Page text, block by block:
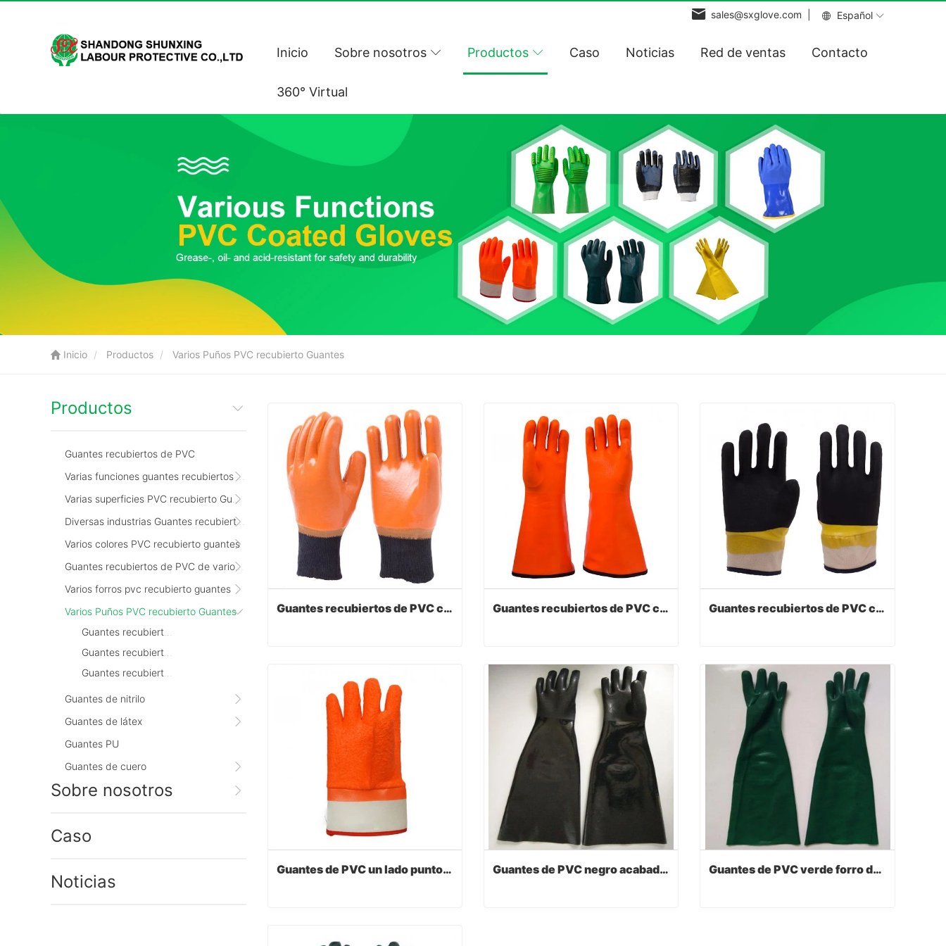
Español
sales@sxglove.com |
Inicio Sobre nosotros Productos Caso Noticias Red de ventas Contacto
360° Virtual
Inicio Productos Varios Puños PVC recubierto Guantes
Productos
Guantes recubiertos de PVC
Varias funciones guantes recubiertos de PVC
Varias superficies PVC recubierto Guantes
Diversas industrias Guantes recubiertos de PVC
Varios colores PVC recubierto guantes
Guantes recubiertos de PVC de varios tamaños
Varios forros pvc recubierto guantes
Varios Puños PVC recubierto Guantes
Guantes de nitrilo
Guantes de látex
Guantes PU
Guantes de cuero
Sobre nosotros
Caso
Noticias
Guantes recubiertos de PVC con muñeca de punto
Contact Now
Guantes recubiertos de PVC con guante
Contact Now
Guantes recubiertos de PVC con manguito de seguridad
Guantes recubiertos de PVC con manguito de seguridad
Contact Now
Guantes de PVC un lado puntos manguito de seguridad
Contact Now
Guantes de PVC negro acabado arena coloración algodón60cm Guantes de PVC verde forro de algodón de acabado arenoso 60cm